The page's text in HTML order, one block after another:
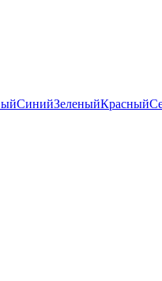
СинийЗеленыйКрасный